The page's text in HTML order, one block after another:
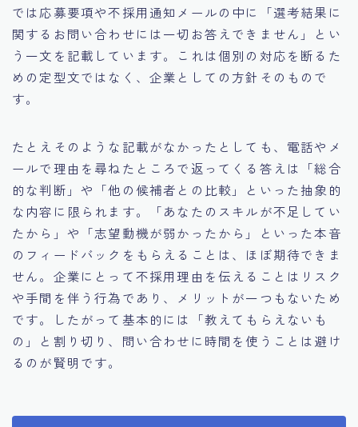
では応募要項や不採用通知メールの中に「選考結果に
関するお問い合わせには一切お答えできません」とい
う一文を記載しています。これは個別の対応を断るた
めの定型文ではなく、企業としての方針そのもので
す。
たとえそのような記載がなかったとしても、電話やメ
ールで理由を尋ねたところで返ってくる答えは「総合
的な判断」や「他の候補者との比較」といった抽象的
な内容に限られます。「あなたのスキルが不足してい
たから」や「志望動機が弱かったから」といった本音
のフィードバックをもらえることは、ほぼ期待できま
せん。企業にとって不採用理由を伝えることはリスク
や手間を伴う行為であり、メリットが一つもないため
です。したがって基本的には「教えてもらえないも
の」と割り切り、問い合わせに時間を使うことは避け
るのが賢明です。